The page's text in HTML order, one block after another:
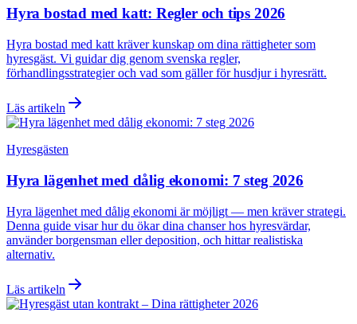
Hyra bostad med katt: Regler och tips 2026
Hyra bostad med katt kräver kunskap om dina rättigheter som
hyresgäst. Vi guidar dig genom svenska regler,
förhandlingsstrategier och vad som gäller för husdjur i hyresrätt.
Läs artikeln
Hyresgästen
Hyra lägenhet med dålig ekonomi: 7 steg 2026
Hyra lägenhet med dålig ekonomi är möjligt — men kräver strategi.
Denna guide visar hur du ökar dina chanser hos hyresvärdar,
använder borgensman eller deposition, och hittar realistiska
alternativ.
Läs artikeln